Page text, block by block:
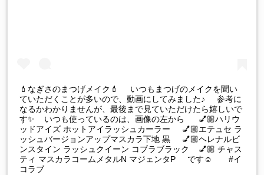
💄なぎさのまつげメイク💄 いつもまつげのメイクを聞い
ていただくことが多いので、動画にしてみました♪ 参考に
なるかわかりませんが、最後まで見ていただけたら嬉しいで
す✨ いつも使っているのは、画像の左から 💅🏼ハリウ
ッドアイズ ホットアイラッシュカーラー 💅🏼エテュセ ラ
ッシュバージョンアップマスカラ下地 黒 💅🏼ヘレナルビ
ンスタイン ラッシュクイーン コブラブラック 💅🏼 チャス
ティ マスカラコームメタルN マジェンタP です☺️ #イ
コラブ